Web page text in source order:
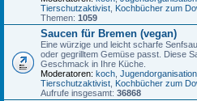
Tierschutzaktivist Kochbücher zum
Themen: 1059
Saucen für Bremen (vegan)
Eine würzige und leicht scharfe
oder gegrilltem Gemüse passt. Diese
Geschmack in Ihre Küche.
Moderatoren: koch
Tierschutzaktivist Kochbücher zum
Aufrufe insgesamt: 36868